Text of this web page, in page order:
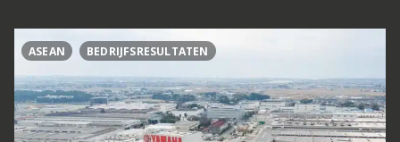
ASEAN BEDRIJFSRESULTATEN